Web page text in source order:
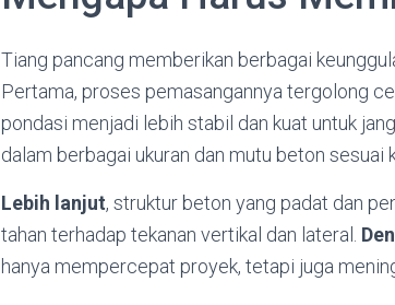
Tiang pancang memberikan berbagai
Pertama, proses pemasangannya tergolong
pondasi menjadi lebih stabil dan kuat untuk
dalam berbagai ukuran dan mutu beton sesuai
Lebih lanjut, struktur beton yang padat dan
tahan terhadap tekanan vertikal dan lateral.
hanya mempercepat proyek, tetapi juga